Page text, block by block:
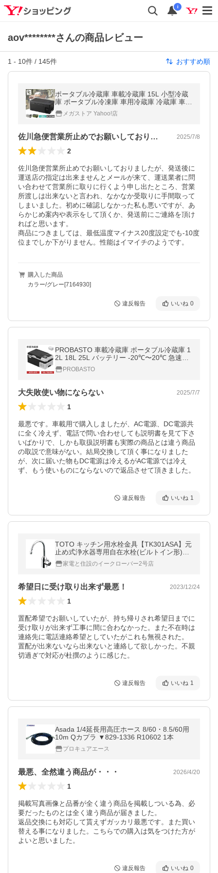
i
aov********さんの商品レビュー
1 - 10件 / 145件 おすすめ順
ポータブル冷蔵庫 車載冷蔵庫 15L 小型冷蔵
庫 ポータブル冷凍庫 車用冷蔵庫 冷蔵庫 車載
ミニ冷蔵庫 ポータブル アイリスオーヤマ P
CR-15U (D)
メガストア Yahoo!店
佐川急便営業所止めでお願いしておりまし… 2025/7/8
2
佐川急便営業所止めでお願いしておりましたが、発送後に
運送店の指定は出来ませんとメールが来て、運送業者に問
い合わせて営業所に取りに行くよう申し出たところ、営業
所渡しは出来ないと言われ、なかなか受取りに手間取って
しまいました。初めに確認しなかった私も悪いですが、あ
らかじめ案内や表示をして頂くか、発送前にご連絡を頂け
ればと思います。
商品につきましては、最低温度マイナス20度設定でも-10度
位までしか下がりません。性能はイマイチのようです。
購入した商品
カラー/グレー[7164930]
違反報告 いいね 0
PROBASTO 車載冷蔵庫 ポータブル冷蔵庫 1
2L 18L 25L バッテリー -20℃〜20℃ 急速冷
凍 静音 軽量 小型 コンパクト 12V 24V 車 冷
蔵庫 冷凍庫 キャンプ 1年保証
PROBASTO
大失敗使い物にならない 2025/7/7
1
最悪です。車載用で購入しましたが、AC電源、DC電源共
に全く冷えず、電話で問い合わせしても説明書を見て下さ
いばかりで、しかも取扱説明書も実際の商品とは違う商品
の取説で意味がない。結局交換して頂く事になりました
が、次に届いた物もDC電源は冷えるがAC電源では冷え
ず、もう使いものにならないので返品させて頂きました。
違反報告 いいね 1
TOTO キッチン用水栓金具【TK301ASA】元
止め式浄水器専用自在水栓(ビルトイン形)
(旧品番 TK301AS)〔HG〕
家電と住設のイークローバー2号店
希望日に受け取り出来ず最悪！ 2023/12/24
1
置配希望でお願いしていたが、持ち帰りされ希望日までに
受け取りが出来ず工事に間に合わなかった。また不在時は
連絡先に電話連絡希望としていたがこれも無視された。
置配が出来ないなら出来ないと連絡して欲しかった。不親
切過ぎで対応が杜撰のように感じた。
違反報告 いいね 1
Asada 1/4延長用高圧ホース 8/60・8.5/60用
10m Qカプラ ▼829-1336 R10602 1本
プロキュアエース
最悪、全然違う商品が・・・ 2026/4/20
1
掲載写真画像と品番が全く違う商品を掲載しついる為、必
要だったものとは全く違う商品が届きました。
返品交換にも対応して貰えずガッカリ最悪です。また買い
替える事になりました。こちらでの購入は気をつけた方が
よいと思いました。
違反報告 いいね 0